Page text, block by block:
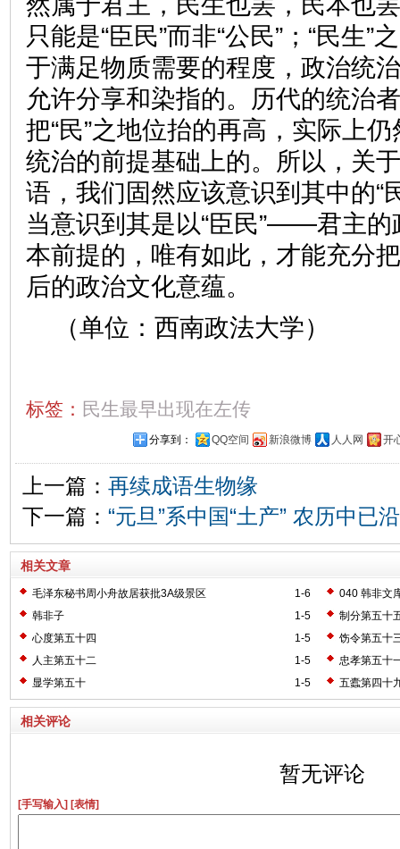
只能是“臣民”而非“公民”；“民生”
于满足物质需要的程度，政治统
允许分享和染指的。历代的统治
把“民”之地位抬的再高，实际上
统治的前提基础上的。所以，关
语，我们固然应该意识到其中的“
当意识到其是以“臣民”——君主的
本前提的，唯有如此，才能充分
后的政治文化意蕴。
（单位：西南政法大学）
标签： 民生最早出现在左传
分享到： QQ空间 新浪微博 人人网 开
上一篇： 再续成语生物缘
下一篇： “元旦”系中国“土产” 农历中已
相关文章
1-6
毛泽东秘书周小舟故居获批3A级景区
040 韩非文
1-5
韩非子
制分第五十
1-5
心度第五十四
饬令第五十
1-5
人主第五十二
忠孝第五十
1-5
显学第五十 五蠹第四十
相关评论
暂无评论
[手写输入] [表情]